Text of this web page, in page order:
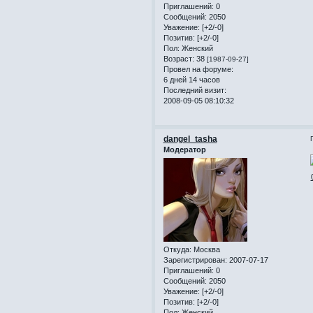
Приглашений: 0
Сообщений: 2050
Уважение: [+2/-0]
Позитив: [+2/-0]
Пол: Женский
Возраст: 38 [1987-09-27]
Провел на форуме:
6 дней 14 часов
Последний визит:
2008-09-05 08:10:32
dangel_tasha
Модератор
Откуда: Москва
Зарегистрирован: 2007-07-17
Приглашений: 0
Сообщений: 2050
Уважение: [+2/-0]
Позитив: [+2/-0]